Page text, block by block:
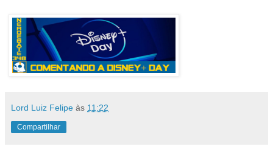
Lord Luiz Felipe às 11:22
Compartilhar